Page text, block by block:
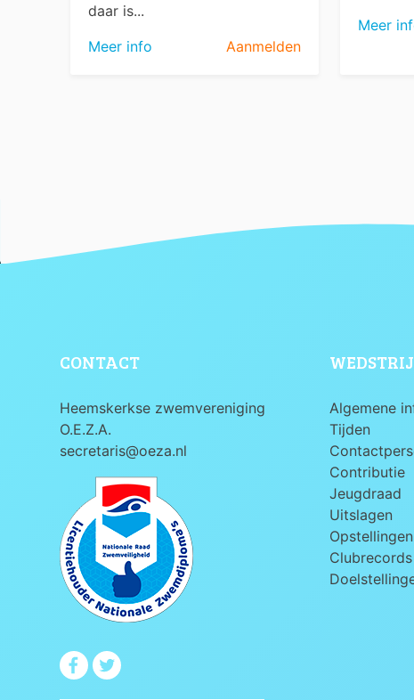
daar is...
Meer info
Aanmelden
Meer
CONTACT
Heemskerkse zwemvereniging
O.E.Z.A.
secretaris@oeza.nl
Algemene
Tijden
Contributie
Jeugdraad
Uitslagen
Opstellingen